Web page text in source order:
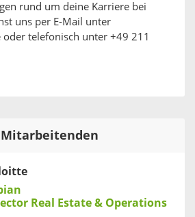
rund um deine Karriere bei
uns per E-Mail unter
oder telefonisch unter +49 211
Mitarbeitenden
Real Estate & Operations